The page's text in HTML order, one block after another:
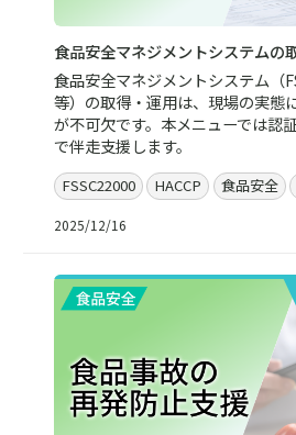
食品安全マネジメントシステムの
食品安全マネジメントシステム（
等）の取得・運用は、現場の実態
が不可欠です。本メニューでは認
で伴走支援します。
FSSC22000 HACCP 食品安全
2025/12/16